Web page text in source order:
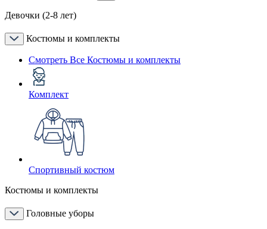
Девочки (2-8 лет)
Костюмы и комплекты
Смотреть Все Костюмы и комплекты
Комплект
Спортивный костюм
Костюмы и комплекты
Головные уборы